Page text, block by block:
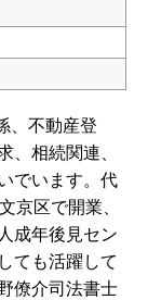
、不動産登
、相続関連、
でいます。代
京区で開業、
成年後見セン
ても活躍して
僚介司法書士